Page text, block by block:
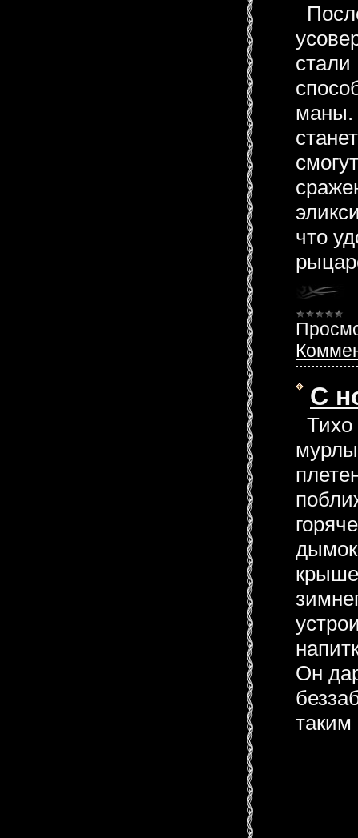
маны.
что
С
Тихо
дымок
Он